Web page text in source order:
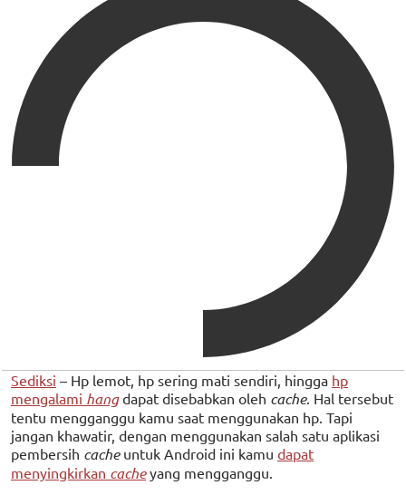
Sediksi – Hp lemot, hp sering mati sendiri, hingga hp
mengalami hangdapat disebabkan oleh cache. Hal tersebut
tentu mengganggu kamu saat menggunakan hp. Tapi
jangan khawatir, dengan menggunakan salah satu aplikasi
pembersih cache untuk Android ini kamu dapat
menyingkirkan cache yang mengganggu.